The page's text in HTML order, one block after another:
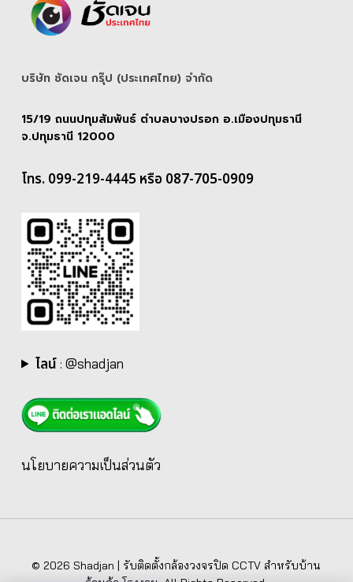
บริษัท ชัดเจน กรุ๊ป (ประเทศไทย) จํากัด
15/19 ถนนปทุมสัมพันธ์ ตำบลบางปรอก อ.เมืองปทุมธานี
จ.ปทุมธานี 12000
โทร. 099-219-4445 หรือ 087-705-0909
ไลน์: @shadjan
นโยบายความเป็นส่วนตัว
© 2026 Shadjan | รับติดตั้งกล้องวงจรปิด CCTV สำหรับบ้าน